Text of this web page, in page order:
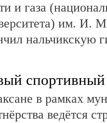
и газа
им. И.
нальчикскую
спортивный
в рамках
ведётся